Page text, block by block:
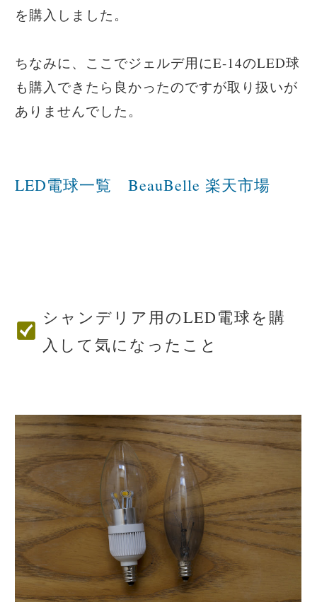
を購入しました。
ちなみに、ここでジェルデ用にE-14のLED球
も購入できたら良かったのですが取り扱いが
ありませんでした。
LED電球一覧 BeauBelle 楽天市場
シャンデリア用のLED電球を購
入して気になったこと